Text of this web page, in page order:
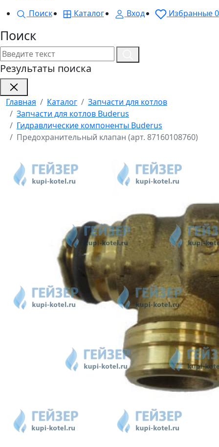
Поиск
Каталог Вход Избранные0
Поиск
Результаты поиска
Главная Каталог
Запчасти для котлов
Запчасти для котлов Buderus
Гидравлические компоненты Buderus
Предохранительный клапан (арт. 87160108760)